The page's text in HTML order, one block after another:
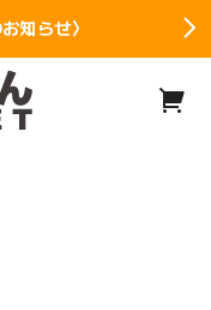
知らせ〉